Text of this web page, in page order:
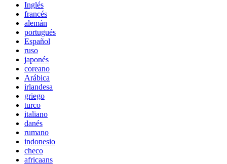
Inglés
francés
alemán
portugués
Español
ruso
japonés
coreano
Arábica
irlandesa
griego
turco
italiano
danés
rumano
indonesio
checo
africaans